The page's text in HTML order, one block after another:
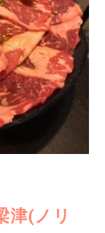
津(ノリ